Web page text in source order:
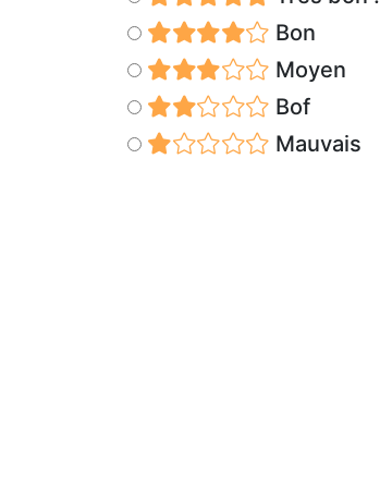
Bon
Moyen
Bof
Mauvais